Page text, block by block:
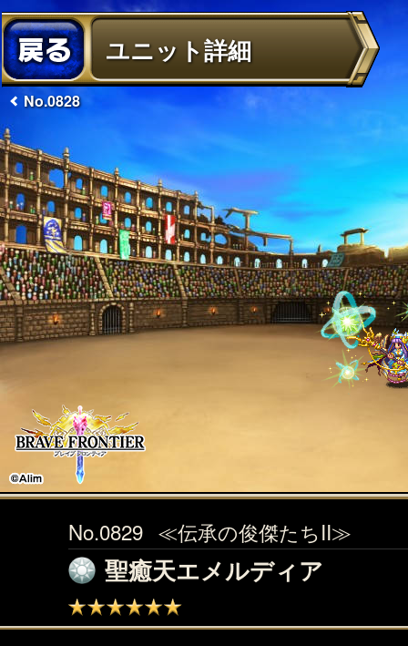
ユニット詳細
No.0828
No.0829 ≪伝承の俊傑たちII≫
聖癒天エメルディア